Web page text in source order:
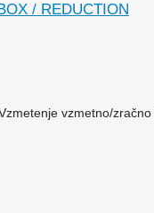
/ REDUCTION
vzmetno/zračno